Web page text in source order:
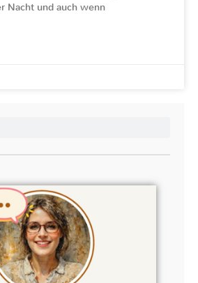
Nacht und auch wenn